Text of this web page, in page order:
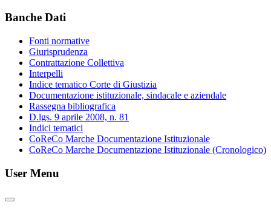
Banche Dati
Fonti normative
Giurisprudenza
Contrattazione Collettiva
Interpelli
Indice tematico Corte di Giustizia
Documentazione istituzionale, sindacale e aziendale
Rassegna bibliografica
D.lgs. 9 aprile 2008, n. 81
Indici tematici
CoReCo Marche Documentazione Istituzionale
CoReCo Marche Documentazione Istituzionale (Cronologico)
User Menu